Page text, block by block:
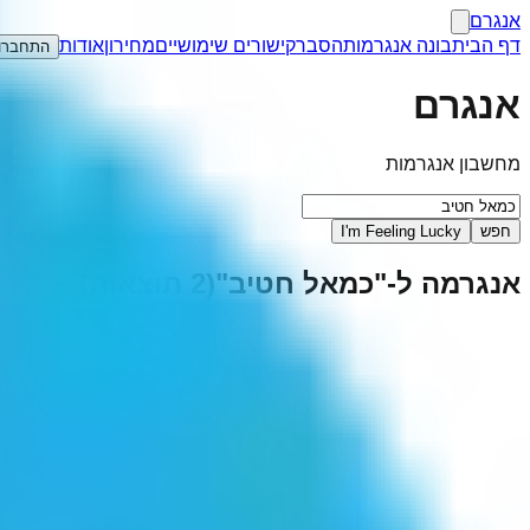
אנגרם
דף הביתבונה אנגרמותהסברקישורים שימושייםמחירוןאודות
אנגרם
מחשבון אנגרמות
חפש I'm Feeling Lucky
אנגרמה ל-"כמאל חטיב"
(
2